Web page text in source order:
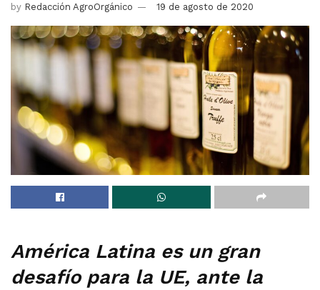
by Redacción AgroOrgánico 19 de agosto de 2020
América Latina es un gran
desafío para la UE, ante la